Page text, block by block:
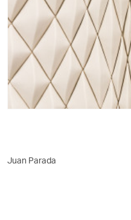
Juan Parada